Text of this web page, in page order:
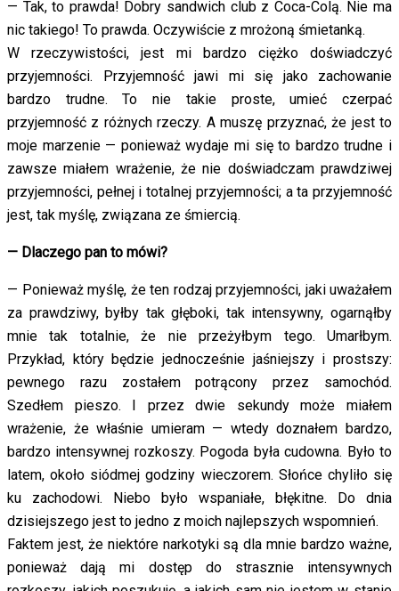
— Tak, to prawda! Dobry sandwich club z Coca-Colą. Nie ma
nic takiego! To prawda. Oczywiście z mrożoną śmietanką.
W rzeczywistości, jest mi bardzo ciężko doświadczyć
przyjemności. Przyjemność jawi mi się jako zachowanie
bardzo trudne. To nie takie proste, umieć czerpać
przyjemność z różnych rzeczy. A muszę przyznać, że jest to
moje marzenie — ponieważ wydaje mi się to bardzo trudne i
zawsze miałem wrażenie, że nie doświadczam prawdziwej
przyjemności, pełnej i totalnej przyjemności; a ta przyjemność
jest, tak myślę, związana ze śmiercią.
— Dlaczego pan to mówi?
— Ponieważ myślę, że ten rodzaj przyjemności, jaki uważałem
za prawdziwy, byłby tak głęboki, tak intensywny, ogarnąłby
mnie tak totalnie, że nie przeżyłbym tego. Umarłbym.
Przykład, który będzie jednocześnie jaśniejszy i prostszy:
pewnego razu zostałem potrącony przez samochód.
Szedłem pieszo. I przez dwie sekundy może miałem
wrażenie, że właśnie umieram — wtedy doznałem bardzo,
bardzo intensywnej rozkoszy. Pogoda była cudowna. Było to
latem, około siódmej godziny wieczorem. Słońce chyliło się
ku zachodowi. Niebo było wspaniałe, błękitne. Do dnia
dzisiejszego jest to jedno z moich najlepszych wspomnień.
Faktem jest, że niektóre narkotyki są dla mnie bardzo ważne,
ponieważ dają mi dostęp do strasznie intensywnych